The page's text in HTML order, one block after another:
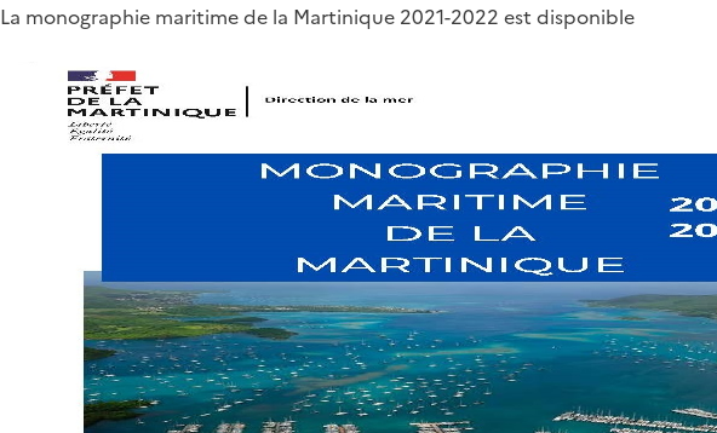
La monographie maritime de la Martinique 2021-2022 est disponible